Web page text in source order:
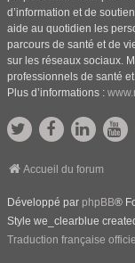
d’information et de
aide au quotidien les
parcours de santé et de
sur les réseaux sociaux.
professionnels de santé
Plus d’informations :
Accueil du forum
Développé par phpBB®
Style we_clearblue
Traduction française